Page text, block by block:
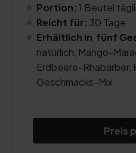
Portion: 1 Beutel
Reicht für: 30 Tage
Erhältlich in fünf
natürlich, Mango-
Erdbeere-Rhabarber,
Geschmacks-Mix
Preis